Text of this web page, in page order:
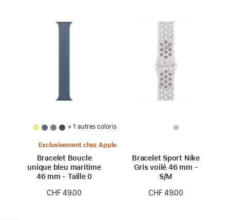
+ 1 autres coloris
Exclusivement chez Apple
Bracelet Boucle
unique bleu maritime
46 mm - Taille 0
CHF 49.00
Bracelet Sport Nike
Gris voilé 46 mm -
S/M
CHF 49.00